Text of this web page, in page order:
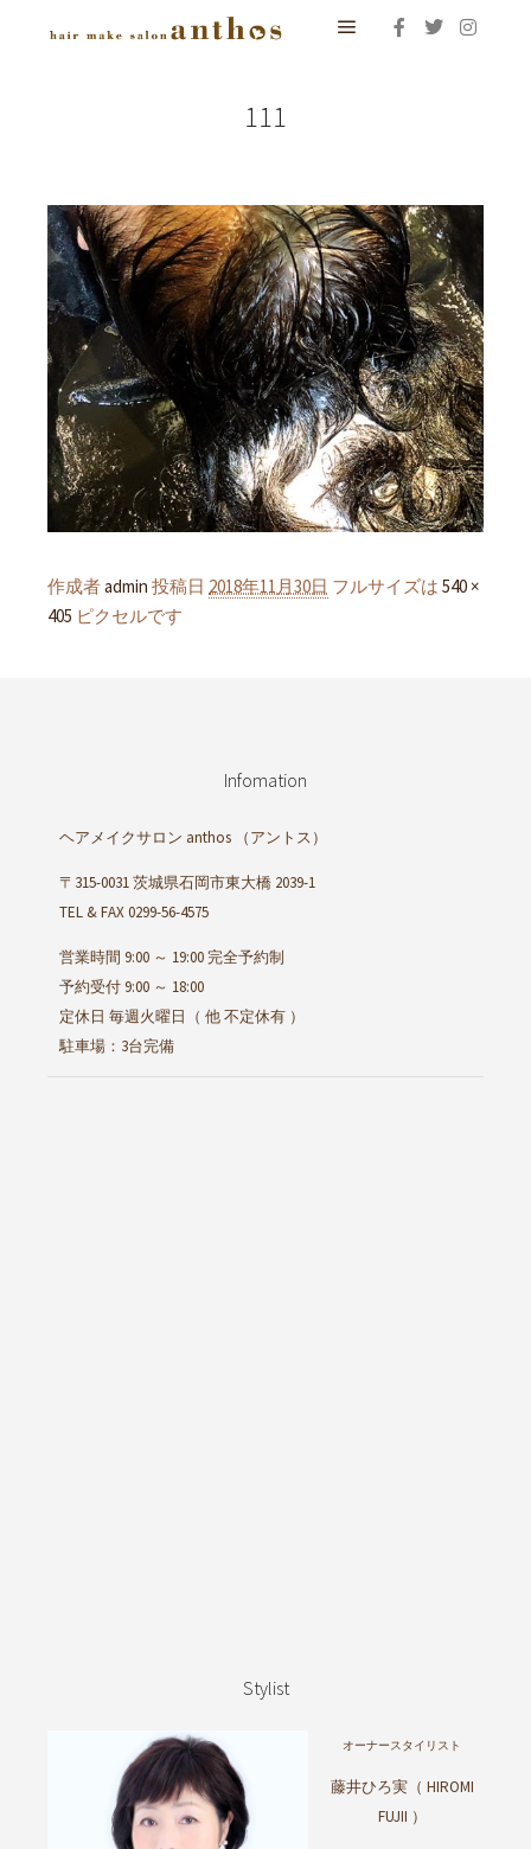
111
作成者admin 投稿日 2018年11月30日 フルサイズは 540 ×
405 ピクセルです
Infomation
ヘアメイクサロン anthos （アントス）
〒315-0031 茨城県石岡市東大橋 2039-1
TEL & FAX 0299-56-4575
営業時間 9:00 ～ 19:00 完全予約制
予約受付 9:00 ～ 18:00
定休日 毎週火曜日（ 他 不定休有 ）
駐車場：3台完備
Stylist
オーナースタイリスト
藤井ひろ実（ HIROMI
FUJII ）